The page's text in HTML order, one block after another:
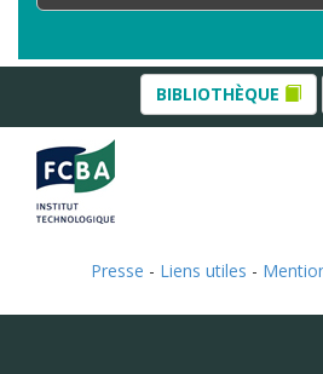
BIBLIOTHÈQUE
Presse - Liens utiles -